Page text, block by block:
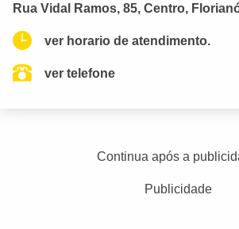
Rua Vidal Ramos, 85, Centro,
ver horario de atendimento.
ver telefone
Continua após a
Publicidade